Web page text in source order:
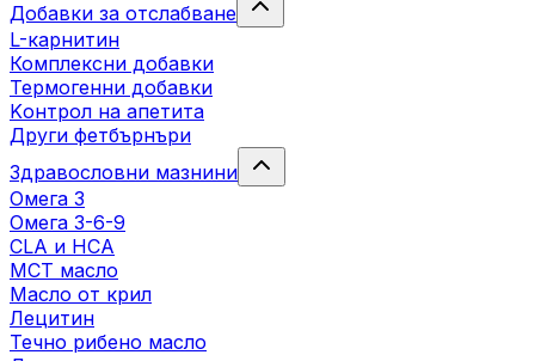
Добавки за отслабване
L-карнитин
Комплексни добавки
Термогенни добавки
Kонтрол на апетита
Други фетбърнъри
Здравословни мазнини
Омега 3
Омега 3-6-9
CLA и HCA
МСТ масло
Масло от крил
Лецитин
Течно рибено масло